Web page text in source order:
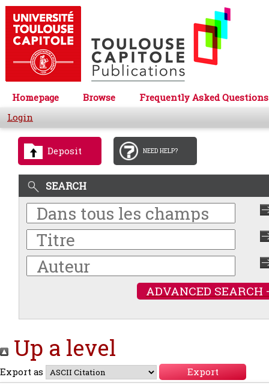
Homepage Browse
Frequently Asked Questions
Login
Deposit NEED HELP?
SEARCH
ADVANCED SEARCH
Up a level
Export as